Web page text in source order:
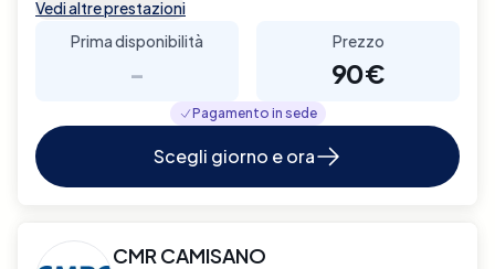
Vedi altre prestazioni
Prima disponibilità
-
Prezzo
90€
Pagamento in sede
Scegli giorno e ora
CMR CAMISANO